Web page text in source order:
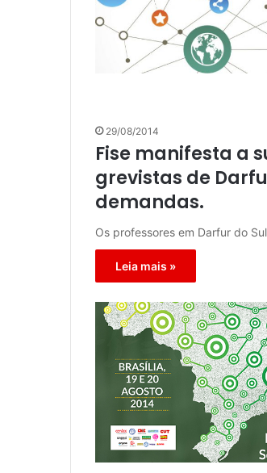
29/08/2014
Fise manifesta a
grevistas de
demandas.
Os professores em Darfur do
Leia mais »